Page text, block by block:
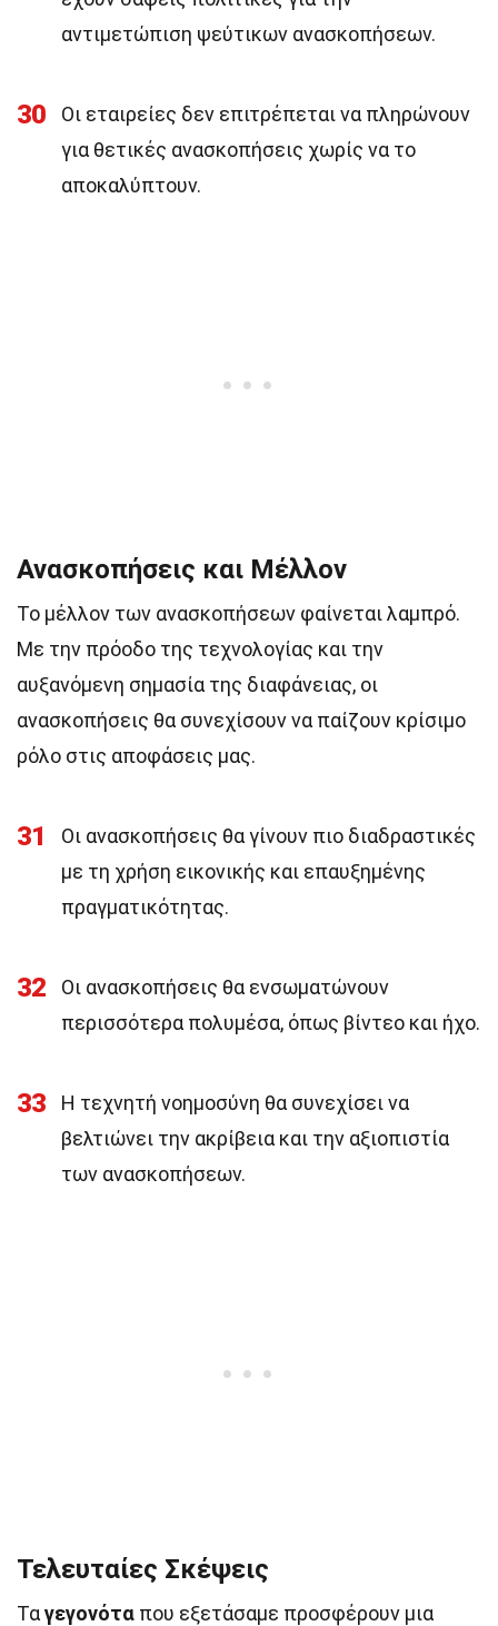
αντιμετώπιση ψεύτικων ανασκοπήσεων.
30
Οι εταιρείες δεν επιτρέπεται να πληρώνουν
για θετικές ανασκοπήσεις χωρίς να το
αποκαλύπτουν.
Ανασκοπήσεις και Μέλλον
Το μέλλον των ανασκοπήσεων φαίνεται λαμπρό.
Με την πρόοδο της τεχνολογίας και την
αυξανόμενη σημασία της διαφάνειας, οι
ανασκοπήσεις θα συνεχίσουν να παίζουν κρίσιμο
ρόλο στις αποφάσεις μας.
31
Οι ανασκοπήσεις θα γίνουν πιο διαδραστικές
με τη χρήση εικονικής και επαυξημένης
πραγματικότητας.
32
Οι ανασκοπήσεις θα ενσωματώνουν
περισσότερα πολυμέσα, όπως βίντεο και ήχο.
33
Η τεχνητή νοημοσύνη θα συνεχίσει να
βελτιώνει την ακρίβεια και την αξιοπιστία
των ανασκοπήσεων.
Τελευταίες Σκέψεις
Ταγεγονότα που εξετάσαμε προσφέρουν μια